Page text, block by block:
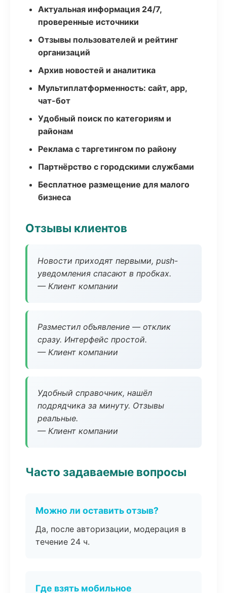
Актуальная информация 24/7,
проверенные источники
Отзывы пользователей и рейтинг
организаций
Архив новостей и аналитика
Мультиплатформенность: сайт, app,
чат-бот
Удобный поиск по категориям и
районам
Реклама с таргетингом по району
Партнёрство с городскими службами
Бесплатное размещение для малого
бизнеса
Отзывы клиентов
Новости приходят первыми, push-
уведомления спасают в пробках.
— Клиент компании
Разместил объявление — отклик
сразу. Интерфейс простой.
— Клиент компании
Удобный справочник, нашёл
подрядчика за минуту. Отзывы
реальные.
— Клиент компании
Часто задаваемые вопросы
Можно ли оставить отзыв?
Да, после авторизации, модерация в
течение 24 ч.
Где взять мобильное